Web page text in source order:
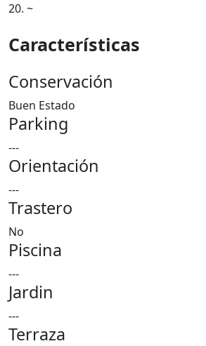
20. ~
Características
Conservación
Buen Estado
Parking
---
Orientación
---
Trastero
No
Piscina
---
Jardin
---
Terraza